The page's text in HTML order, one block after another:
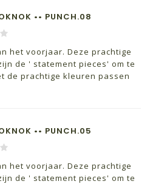
•• PUNCH.08
het voorjaar. Deze prachtige
de ' statement pieces' om te
de prachtige kleuren passen
•• PUNCH.05
het voorjaar. Deze prachtige
de ' statement pieces' om te